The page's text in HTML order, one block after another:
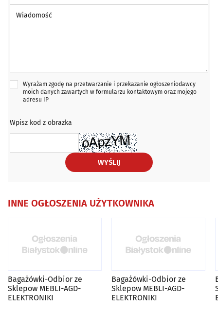
Wyrażam zgodę na przetwarzanie i przekazanie ogłoszeniodawcy
moich danych zawartych w formularzu kontaktowym oraz mojego
adresu IP
Wpisz kod z obrazka
WYŚLIJ
INNE OGŁOSZENIA UŻYTKOWNIKA
Bagażówki-Odbior ze
Sklepow MEBLI-AGD-
ELEKTRONIKI
Bagażówki-Odbior ze
Sklepow MEBLI-AGD-
ELEKTRONIKI